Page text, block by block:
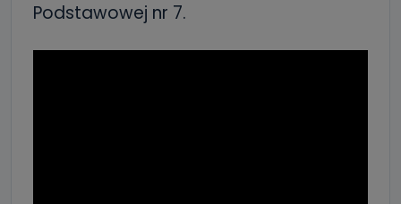
Podstawowej nr 7.